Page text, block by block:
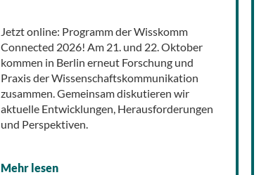
Jetzt online: Programm der Wisskomm
Connected 2026! Am 21. und 22. Oktober
kommen in Berlin erneut Forschung und
Praxis der Wissenschaftskommunikation
zusammen. Gemeinsam diskutieren wir
aktuelle Entwicklungen, Herausforderungen
und Perspektiven.
Mehr lesen